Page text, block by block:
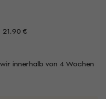
€
innerhalb von 4 Wochen